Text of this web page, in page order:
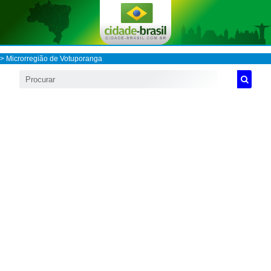
> Microrregião de Votuporanga